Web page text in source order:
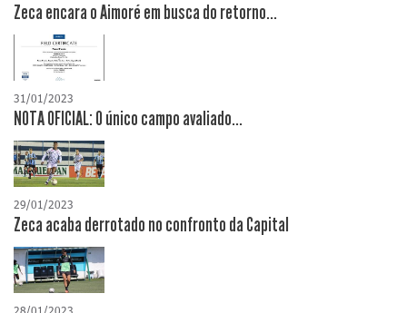
Zeca encara o Aimoré em busca do retorno...
31/01/2023
NOTA OFICIAL: O único campo avaliado...
29/01/2023
Zeca acaba derrotado no confronto da Capital